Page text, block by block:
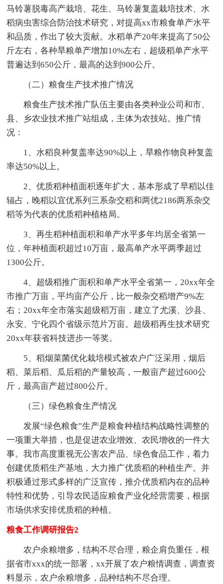
马铃薯脱毒高产栽培、花生、马铃薯复盖栽培技术、水
稻病虫害综合防治技术研究，对提高xx市粮食单产水平
和品质，作出了较大贡献。水稻单产20年来提高了50公
斤左右，各种旱粮单产增加10%左右，超级稻单产水平
普遍达到650公斤，最高的达到900公斤。
（二）粮食生产技术推广情况
粮食生产技术推广队伍主要由各类种业公司和市、
县、乡农业技术推广站组成，主体为农技站。推广情
况：
1、水稻良种复盖率达90%以上，旱粮作物良种复盖
率达50%以上。
2、优质稻种植面积逐年扩大，基本形成了早稻以佳
辐占，晚稻以宜优系列三系杂交稻和两优2186两系杂交
稻等为代表的优质稻种植格局。
3、再生稻种植面积和单产水平多年均居全省第一
位，年种植面积超过10万亩，最高单产水平两季超过
1300公斤。
4、超级稻推广面积和单产水平全省第一，20xx年全
市推广万亩，平均亩产公斤，比一般杂交稻增产9%左
右；20xx年全市落实超级稻万亩，建立了尤溪、沙县、
永安、宁化四个省级示范片万亩。超级稻再生技术研究
20xx年获省科技进步一等奖。
5、稻烟菜菌优化栽培模式被农户广泛采用，烟后
稻、菜后稻、瓜后稻的产量较高，一般亩产超过600公
斤，最高亩产超过800公斤。
（三）绿色粮食生产情况
发展“绿色粮食”生产是粮食种植结构战略性调整的
一项重大举措，也是促进农业增效、农民增收的一件大
事。我市高度重视无公害农产品、绿色食品工作，着力
创建优质稻生产基地，大力推广优质稻的种植生产。并
积极通过形式多样的广泛宣传，推介优质稻内在的品种
特性和优势，引导农民适应粮食产业化经营需要，根据
市场供求安排优质稻的种植。
粮食工作调研报告2
农户余粮增多，结构不尽合理，粮企肩负重任，根
据省市xxx的统一部署，xx开展了农户粮情调查，调查资
料显示，农户余粮增多，品种结构不尽合理。